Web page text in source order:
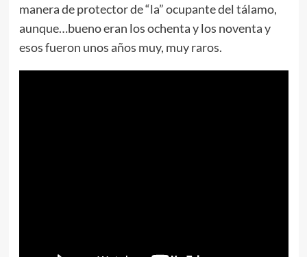
manera de protector de “la” ocupante del tálamo,
aunque…bueno eran los ochenta y los noventa y
esos fueron unos años muy, muy raros.